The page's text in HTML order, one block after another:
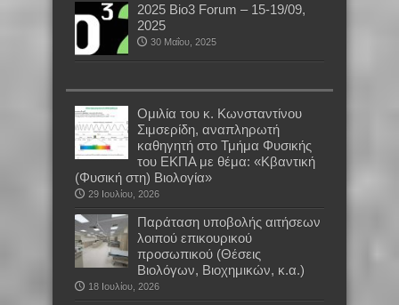
2025 Bio3 Forum – 15-19/09,
2025
30 Μαΐου, 2025
Oμιλία του κ. Κωνσταντίνου
Σιμσερίδη, αναπληρωτή
καθηγητή στο Τμήμα Φυσικής
του ΕΚΠΑ με θέμα: «Κβαντική
(Φυσική στη) Βιολογία»
29 Ιουλίου, 2026
Παράταση υποβολής αιτήσεων
λοιπού επικουρικού
προσωπικού (Θέσεις
Βιολόγων, Βιοχημικών, κ.α.)
18 Ιουλίου, 2026